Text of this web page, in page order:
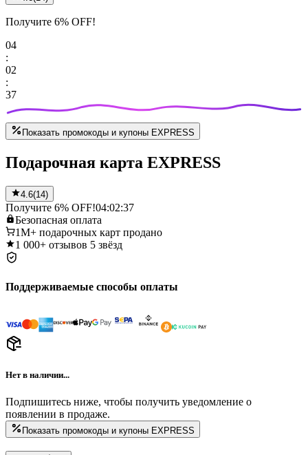
Получите 6% OFF!
04
:
02
:
37
Показать промокоды и купоны EXPRESS
Подарочная карта EXPRESS
4.6(14)
Получите 6% OFF!04:02:37
Безопасная оплата
1M+ подарочных карт продано
1 000+ отзывов 5 звёзд
Поддерживаемые способы оплаты
Нет в наличии...
Подпишитесь ниже, чтобы получить уведомление о
появлении в продаже.
Показать промокоды и купоны EXPRESS